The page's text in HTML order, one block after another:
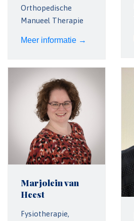
Orthopedische
Manueel Therapie
Meer informatie →
Marjolein van
Heest
Fysiotherapie,